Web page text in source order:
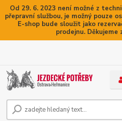
Od 29. 6. 2023 není možné z
přepravní službou, je možný pouze
E-shop bude sloužit jako
prodejnu. Děkujeme